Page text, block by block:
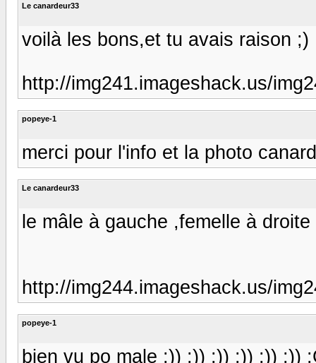
Le canardeur33
voilà les bons,et tu avais raison ;)
http://img241.imageshack.us/
popeye-1
merci pour l'info et la photo
Le canardeur33
le mâle à gauche ,femelle à
http://img244.imageshack.us/
popeye-1
bien vu po male :)) :)) :)) :)) :)) :))